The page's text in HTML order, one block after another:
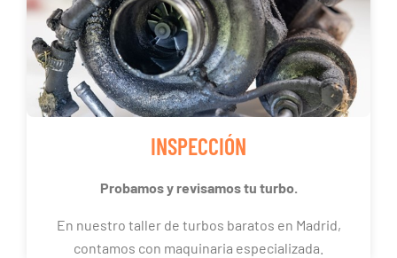
INSPECCIÓN
Probamos y revisamos tu turbo.
En nuestro taller de turbos baratos en Madrid,
contamos con maquinaria especializada.